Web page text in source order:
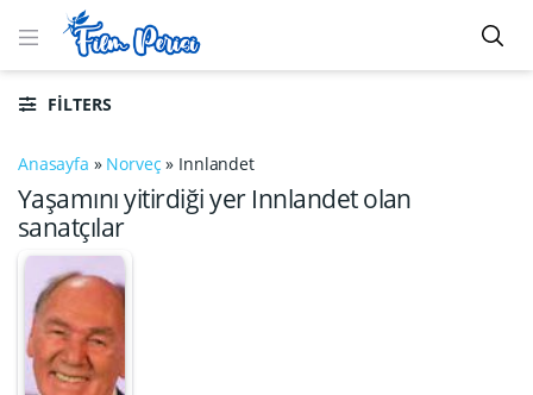
FILTERS
Anasayfa » Norveç » Innlandet
Yaşamını yitirdiği yer Innlandet olan
sanatçılar